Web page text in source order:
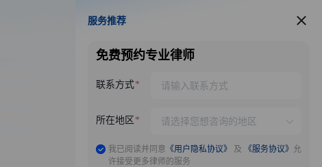
服务推荐
服务推荐
免费预约专业律师
联系方式
所在地区
我已阅读并同意 《用户隐私协议》 及 《服务协议》 允
许接受更多律师的服务